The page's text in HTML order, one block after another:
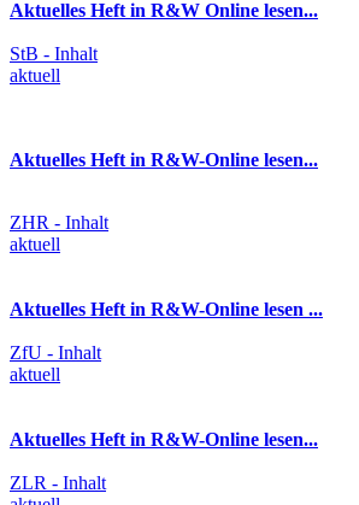
Aktuelles Heft in R&W Online lesen...
StB - Inhalt
aktuell
Aktuelles Heft in R&W-Online lesen...
ZHR - Inhalt
aktuell
Aktuelles Heft in R&W-Online lesen ...
ZfU - Inhalt
aktuell
Aktuelles Heft in R&W-Online lesen...
ZLR - Inhalt